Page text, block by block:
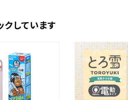
クしています